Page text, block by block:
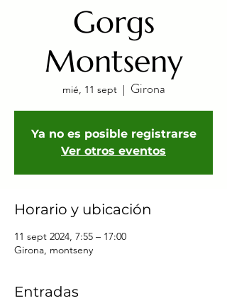
Gorgs
Montseny
mié, 11 sept
  |
Girona
Ya no es posible registrarse
Ver otros eventos
Horario y ubicación
11 sept 2024, 7:55 – 17:00
Girona, montseny
Entradas